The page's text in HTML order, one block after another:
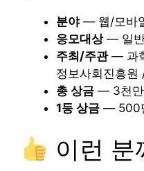
분야— 웹/모바
응모대상— 일반
주최/주관— 과
정보사회진흥원
총 상금 — 3천만
1등 상금 — 500
이런 분